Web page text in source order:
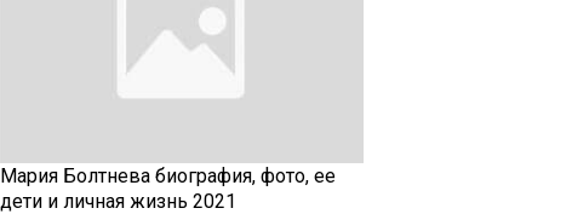
Мария Болтнева биография, фото, ее
дети и личная жизнь 2021